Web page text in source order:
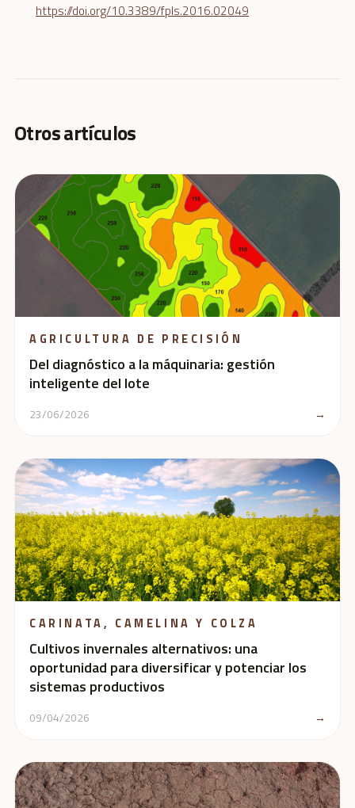
https://doi.org/10.3389/fpls.2016.02049
Otros artículos
AGRICULTURA DE PRECISIÓN
Del diagnóstico a la máquinaria: gestión
inteligente del lote
23/06/2026 →
CARINATA, CAMELINA Y COLZA
Cultivos invernales alternativos: una
oportunidad para diversificar y potenciar los
sistemas productivos
09/04/2026 →